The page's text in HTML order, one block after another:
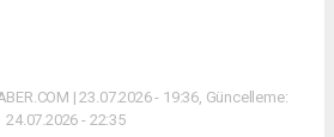
| 23.07.2026 - 19:36, Güncelleme:
24.07.2026 - 22:35